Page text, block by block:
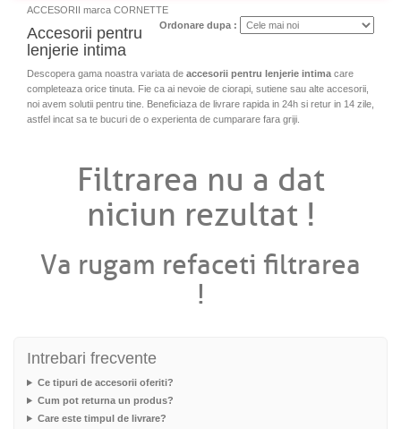
ACCESORII marca CORNETTE
Ordonare dupa :
Accesorii pentru
lenjerie intima
Descopera gama noastra variata de accesorii pentru lenjerie intima care
completeaza orice tinuta. Fie ca ai nevoie de ciorapi, sutiene sau alte accesorii,
noi avem solutii pentru tine. Beneficiaza de livrare rapida in 24h si retur in 14 zile,
astfel incat sa te bucuri de o experienta de cumparare fara griji.
Filtrarea nu a dat
niciun rezultat !
Va rugam refaceti filtrarea
!
Intrebari frecvente
Ce tipuri de accesorii oferiti?
Cum pot returna un produs?
Care este timpul de livrare?